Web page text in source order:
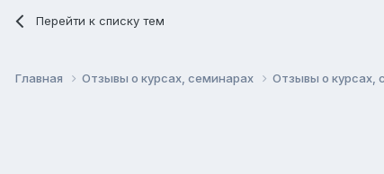
Перейти к списку тем
Главная Отзывы о курсах, семинарах Отзывы о курсах,